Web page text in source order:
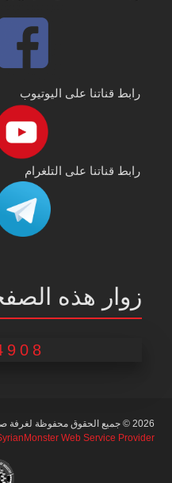
رابط قناتنا على اليوتيوب
رابط قناتنا على التلغرام
زوار هذه
2026 © جميع الحقوق محفوظة لغرفة صناعة دمشق |
Web Service Provider